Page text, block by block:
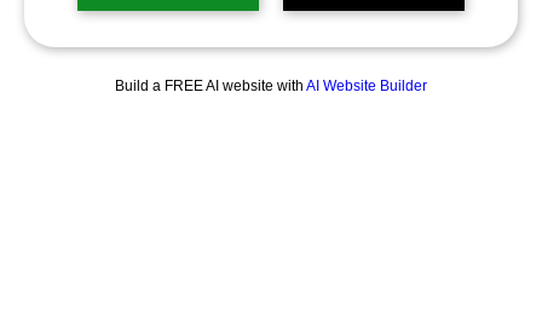
Build a FREE AI website with AI Website Builder